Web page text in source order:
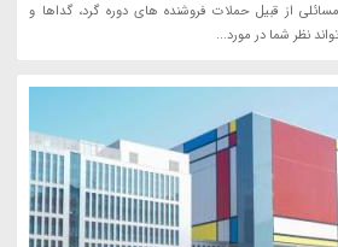
از قبیل حملات فروشنده های دوره گرد، گداها و
نظر شما در مورد...